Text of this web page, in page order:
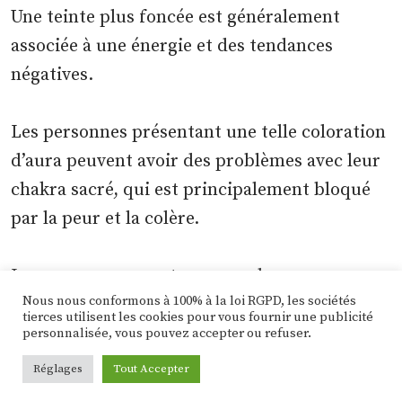
Une teinte plus foncée est généralement
associée à une énergie et des tendances
négatives.
Les personnes présentant une telle coloration
d’aura peuvent avoir des problèmes avec leur
chakra sacré, qui est principalement bloqué
par la peur et la colère.
Les personnes ayant une aura brun-orange
peuvent avoir du mal à gérer leurs ambitions
ou s’en vouloir de ne pas pouvoir les réaliser,
ce qui peut indiquer qu’elles ont
Nous nous conformons à 100% à la loi RGPD, les sociétés
tierces utilisent les cookies pour vous fournir une publicité
personnalisée, vous pouvez accepter ou refuser.
Réglages Tout Accepter